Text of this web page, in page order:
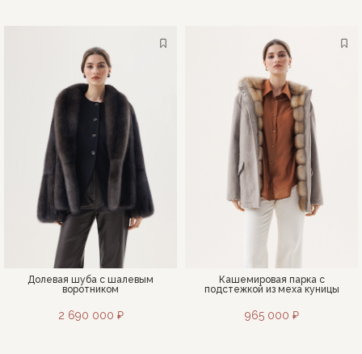
Долевая шуба с шалевым
воротником
2 690 000 ₽
Кашемировая парка с
подстежкой из меха куницы
965 000 ₽